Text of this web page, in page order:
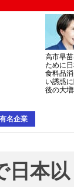
高市早
ために日
食料品
い誘惑
後の大
有名企業
日本以